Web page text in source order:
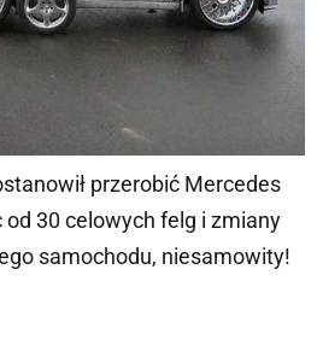
przerobić Mercedes
od 30 celowych felg i zmiany
samochodu, niesamowity!